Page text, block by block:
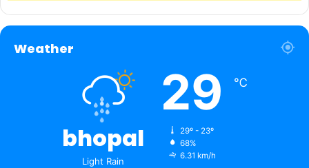
Weather
bhopal
Light Rain
29 ℃
29º - 23º
68%
6.31 km/h